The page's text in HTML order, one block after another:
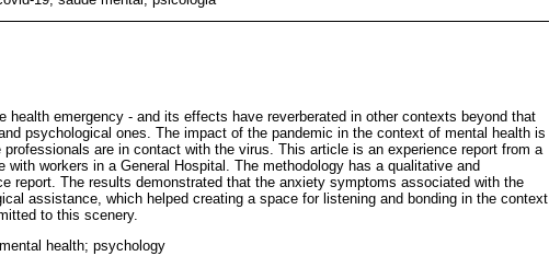
health emergency - and its effects have reverberated in other contexts beyond that
psychological ones. The impact of the pandemic in the context of mental health is
are in contact with the virus. This article is an experience report from a
workers in a General Hospital. The methodology has a qualitative and
report. The results demonstrated that the anxiety symptoms associated with the
assistance, which helped creating a space for listening and bonding in the context
to this scenery.
health; psychology